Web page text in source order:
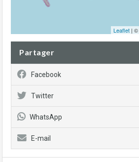
Leaflet | ©
Partager
Facebook
Twitter
WhatsApp
E-mail